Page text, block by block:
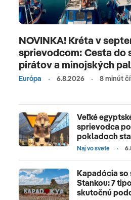
NOVINKA! Kréta v
sprievodcom: Cesta do
pirátov a minojských
Európa 6.8.2026 8 minút
Veľké
sprievodca
pokladoch
Naj vo svete
Kapadócia
Stankou: 7
skutočnú